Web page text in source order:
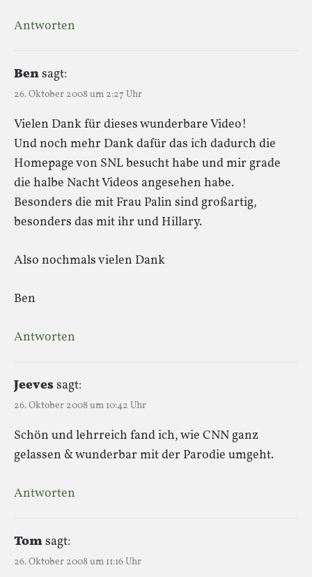
Antworten
Bensagt:
26. Oktober 2008 um 2:27 Uhr
Vielen Dank für dieses wunderbare Video!
Und noch mehr Dank dafür das ich dadurch die
Homepage von SNL besucht habe und mir grade
die halbe Nacht Videos angesehen habe.
Besonders die mit Frau Palin sind großartig,
besonders das mit ihr und Hillary.
Also nochmals vielen Dank
Ben
Antworten
Jeevessagt:
26. Oktober 2008 um 10:42 Uhr
Schön und lehrreich fand ich, wie CNN ganz
gelassen & wunderbar mit der Parodie umgeht.
Antworten
Tomsagt:
26. Oktober 2008 um 11:16 Uhr